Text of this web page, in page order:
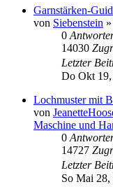
Garnstärken-
von Siebenstein »
0
14030
Letzter
Do Okt
Lochmuster mit
von
Maschine und
0
14727
Letzter
So Mai